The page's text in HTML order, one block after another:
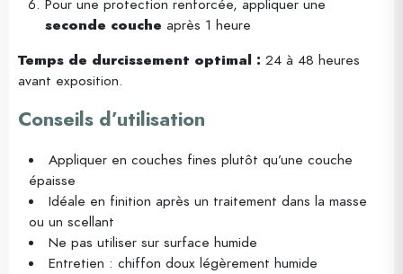
Pour une protection renforcée, appliquer une
seconde couche après 1 heure
Temps de durcissement optimal : 24 à 48 heures
avant exposition.
Conseils d’utilisation
Appliquer en couches fines plutôt qu’une couche
épaisse
Idéale en finition après un traitement dans la masse
ou un scellant
Ne pas utiliser sur surface humide
Entretien : chiffon doux légèrement humide